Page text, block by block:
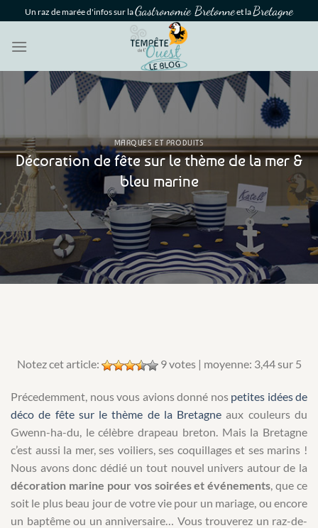
Passer
au
contenu
Un raz de marée d'infos sur laGastronomie Bretonneet laBretagne
MARQUES ET PRODUITS
Décoration de fête sur le thème de la mer &
bleu marine
Notez cet article: 9votes | moyenne: 3,44sur 5
Précedemment, nous vous avions donné nos petites idées de
déco de fête sur le thème de la Bretagne aux couleurs du
Gwenn-ha-du, le célèbre drapeau breton. Mais la Bretagne
c’est aussi la mer, ses voiliers, ses coquillages et ses marins !
Nous avons donc dédié un tout nouvel univers autour de la
décoration marine pour vos soirées et événements , que ce
soit le plus beau jour de votre vie pour un mariage, ou encore
un baptême ou un anniversaire… Vous trouverez un raz-de-